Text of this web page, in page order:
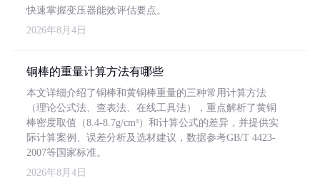
快速掌握变压器能效评估要点。
2026年8月4日
铜棒的重量计算方法有哪些
本文详细介绍了铜棒和黄铜棒重量的三种常用计算方法
（理论公式法、查表法、在线工具法），重点解析了黄铜
棒密度取值（8.4-8.7g/cm³）和计算公式的差异，并提供实
际计算案例、误差分析及选材建议，数据参考GB/T 4423-
2007等国家标准。
2026年8月4日